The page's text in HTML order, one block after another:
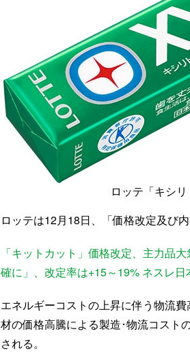
ロッテ「キシ
ロッテは12月18日、「価格改定及び
「キットカット」価格改定、主力品
確に」、改定率は+15～19% ネスレ日
エネルギーコストの上昇に伴う物流
材の価格高騰による製造･物流コスト
される。